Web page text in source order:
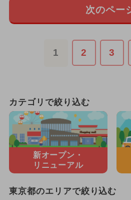
次のペー
1 2 3
カテゴリで絞り込む
新オープン・
リニューアル
東京都のエリアで絞り込む